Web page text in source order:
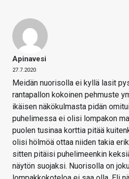
Apinavesi
27.7.2020
Meidän nuorisolla ei kyllä lasit
rantapallon kokoinen pehmuste
ikäisen näkökulmasta pidän
puhelimessa ei olisi lompakon
puolen tusinaa korttia pitää
olisi hölmöä ottaa niiden takia
sitten pitäisi puhelimeenkin
näytön suojaksi. Nuorisolla on